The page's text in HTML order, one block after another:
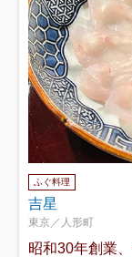
ふぐ料理
吉星
東京／人形町
昭和30年創業